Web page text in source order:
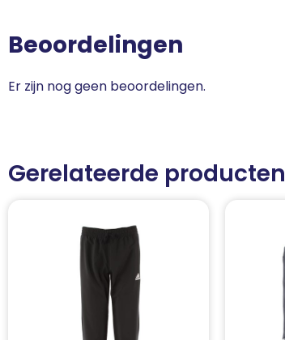
Beoordelingen
Er zijn nog geen beoordelingen.
Gerelateerde producten